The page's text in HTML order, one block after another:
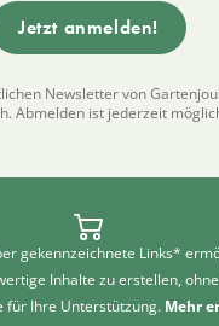
Newsletter von
Abmelden ist jederzeit
gekennzeichnete Links*
Inhalte zu erstellen,
für Ihre Unterstützung. Mehr